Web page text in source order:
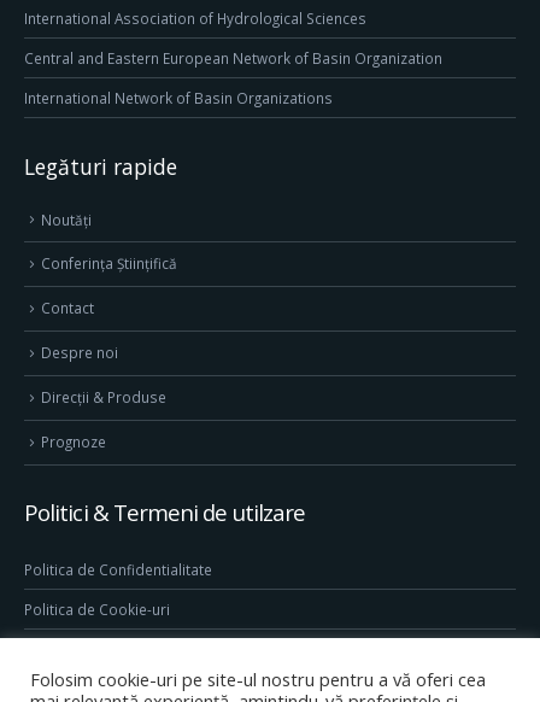
International Association of Hydrological Sciences
Central and Eastern European Network of Basin Organization
International Network of Basin Organizations
Legături rapide
Noutăți
Conferința Științifică
Contact
Despre noi
Direcţii & Produse
Prognoze
Politici & Termeni de utilzare
Politica de Confidentialitate
Politica de Cookie-uri
Conditii generale de utilizare site
Folosim cookie-uri pe site-ul nostru pentru a vă oferi cea